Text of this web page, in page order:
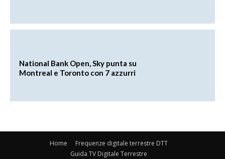
National Bank Open, Sky punta su
Montreal e Toronto con 7 azzurri
Home
Frequenze digitale terrestre DTT
Guida TV Digitale Terrestre